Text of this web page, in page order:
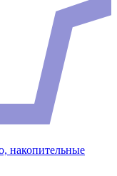
накопительные